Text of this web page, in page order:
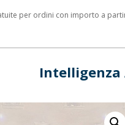
per ordini con importo a